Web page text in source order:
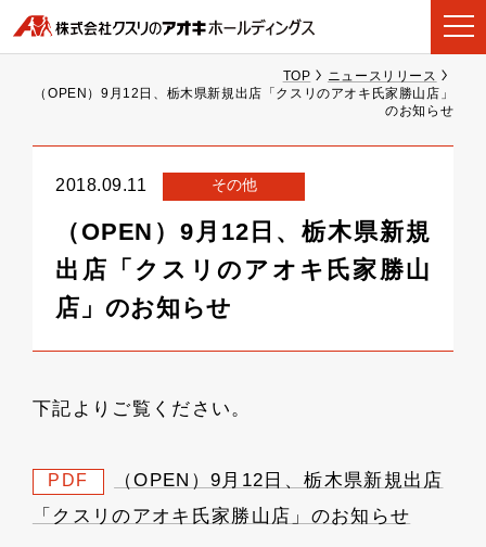
TOP
ニュースリリース
（OPEN）9月12日、栃木県新規出店「クスリのアオキ氏家勝山店」
のお知らせ
2018.09.11 その他
（OPEN）9月12日、栃木県新規
出店「クスリのアオキ氏家勝山
店」のお知らせ
下記よりご覧ください。
PDF
（OPEN）9月12日、栃木県新規出店
「クスリのアオキ氏家勝山店」のお知らせ